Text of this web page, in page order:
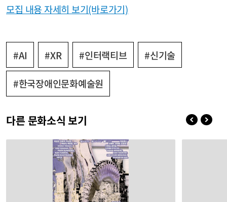
모집 내용 자세히 보기(바로가기)
#AI #XR #인터랙티브 #신기술
#한국장애인문화예술원
다른 문화소식 보기